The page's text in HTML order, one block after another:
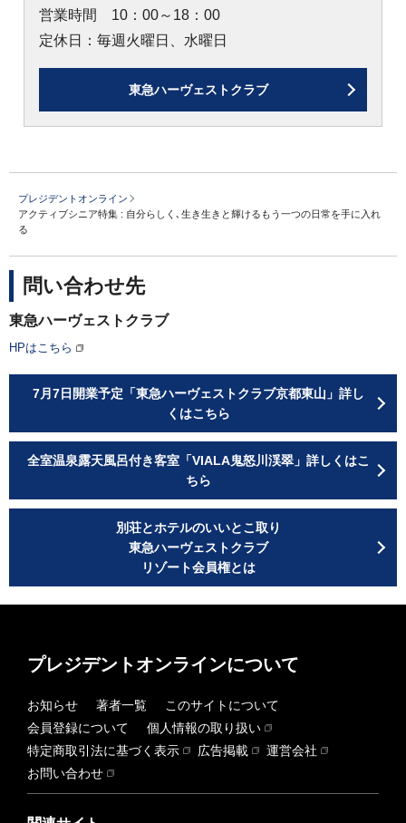
営業時間 10：00～18：00
定休日：毎週火曜日、水曜日
東急ハーヴェストクラブ
プレジデントオンライン
アクティブシニア特集 : 自分らしく､生き生きと輝けるもう一つの日常を手に入れ
る
問い合わせ先
東急ハーヴェストクラブ
HPはこちら
7月7日開業予定「東急ハーヴェストクラブ京都東山」詳し
くはこちら
全室温泉露天風呂付き客室「VIALA鬼怒川渓翠」詳しくはこ
ちら
別荘とホテルのいいとこ取り
東急ハーヴェストクラブ
リゾート会員権とは
プレジデントオンラインについて
お知らせ 著者一覧
このサイトについて
会員登録について
個人情報の取り扱い
特定商取引法に基づく表示
広告掲載
運営会社
お問い合わせ